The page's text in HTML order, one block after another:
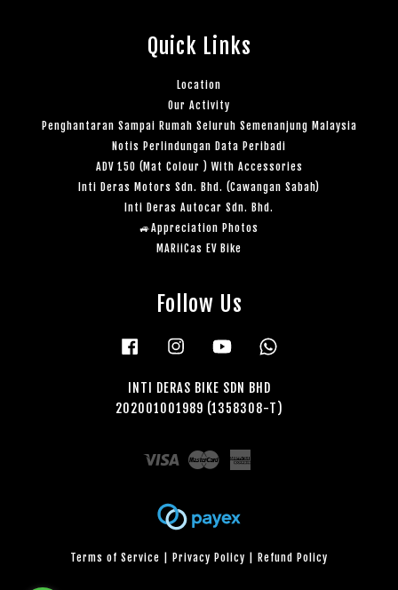
Quick Links
Location
Our Activity
Penghantaran Sampai Rumah Seluruh Semenanjung Malaysia
Notis Perlindungan Data Peribadi
ADV 150 (Mat Colour ) With Accessories
Inti Deras Motors Sdn. Bhd. (Cawangan Sabah)
Inti Deras Autocar Sdn. Bhd.
🚙Appreciation Photos
MARiiCas EV Bike
Follow Us
Facebook Instagram YouTube
INTI DERAS BIKE SDN BHD
202001001989 (1358308-T)
Visa Master
Terms of Service | Privacy Policy | Refund Policy